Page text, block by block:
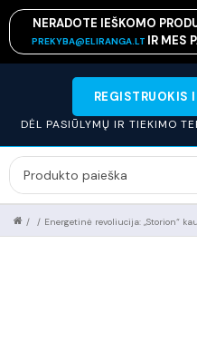
NERADOTE IEŠKOMO
PREKYBA@ELIRANGA.LT IR MES
REGISTRUOKIS
DĖL PASIŪLYMŲ IR TIEKIMO
Energetinė revoliucija: „Storion“
/
/